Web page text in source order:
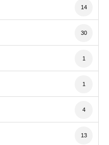
14
30
1
1
4
13